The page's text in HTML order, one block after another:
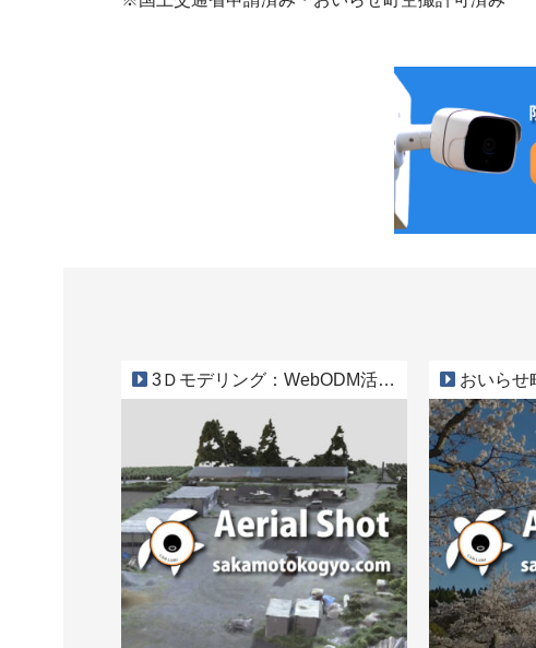
3Ｄモデリング：WebODM活用事例 おいらせ